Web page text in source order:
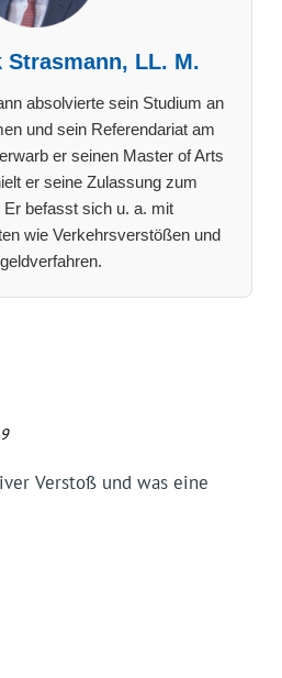
Strasmann, LL. M.
absolvierte sein Studium an
und sein Referendariat am
er seinen Master of Arts
er seine Zulassung zum
befasst sich u. a. mit
wie Verkehrsverstößen und
Verstoß und was eine